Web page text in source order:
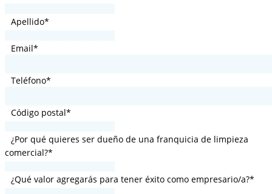
Apellido*
Email*
Teléfono*
Código postal*
¿Por qué quieres ser dueño de una franquicia de limpieza
comercial?*
¿Qué valor agregarás para tener éxito como empresario/a?*